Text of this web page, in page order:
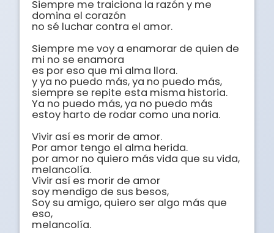
Siempre me traiciona la razón y me
domina el corazón
no sé luchar contra el amor.
Siempre me voy a enamorar de quien de
mi no se enamora
es por eso que mi alma llora.
y ya no puedo más, ya no puedo más,
siempre se repite esta misma historia.
Ya no puedo más, ya no puedo más
estoy harto de rodar como una noria.
Vivir así es morir de amor.
Por amor tengo el alma herida.
por amor no quiero más vida que su vida,
melancolía.
Vivir así es morir de amor
soy mendigo de sus besos,
Soy su amigo, quiero ser algo más que
eso,
melancolía.